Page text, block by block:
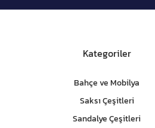
Kategoriler
Bahçe ve Mobilya
Saksı Çeşitleri
Sandalye Çeşitleri